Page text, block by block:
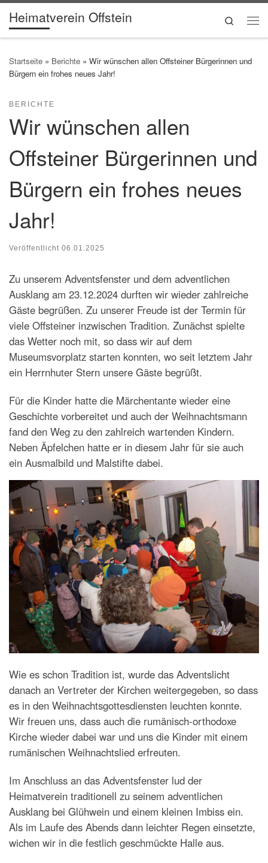
Zum Inhalt springen
Heimatverein Offstein
Search
Startseite » Berichte » Wir wünschen allen Offsteiner Bürgerinnen und
Bürgern ein frohes neues Jahr!
BERICHTE
Wir wünschen allen
Offsteiner Bürgerinnen und
Bürgern ein frohes neues
Jahr!
Veröffentlicht 06.01.2025
Zu unserem Adventsfenster und dem adventlichen
Ausklang am 23.12.2024 durften wir wieder zahlreiche
Gäste begrüßen. Zu unserer Freude ist der Termin für
viele Offsteiner inzwischen Tradition. Zunächst spielte
das Wetter noch mit, so dass wir auf dem
Museumsvorplatz starten konnten, wo seit letztem Jahr
ein Herrnhuter Stern unsere Gäste begrüßt.
Für die Kinder hatte die Märchentante wieder eine
Geschichte vorbereitet und auch der Weihnachtsmann
fand den Weg zu den zahlreich wartenden Kindern.
Neben Äpfelchen hatte er in diesem Jahr für sie auch
ein Ausmalbild und Malstifte dabei.
Wie es schon Tradition ist, wurde das Adventslicht
danach an Vertreter der Kirchen weitergegeben, so dass
es in den Weihnachtsgottesdiensten leuchten konnte.
Wir freuen uns, dass auch die rumänisch-orthodoxe
Kirche wieder dabei war und uns die Kinder mit einem
rumänischen Weihnachtslied erfreuten.
Im Anschluss an das Adventsfenster lud der
Heimatverein traditionell zu seinem adventlichen
Ausklang bei Glühwein und einem kleinen Imbiss ein.
Als im Laufe des Abends dann leichter Regen einsetzte,
wichen wir in die festlich geschmückte Halle aus.